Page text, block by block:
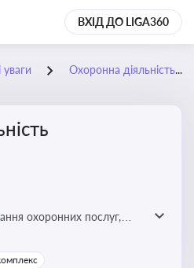
ВХІД ДО LIGA360
Охоронна діяльність
охоронних послуг,
технічних засобів
й фізичної охорони